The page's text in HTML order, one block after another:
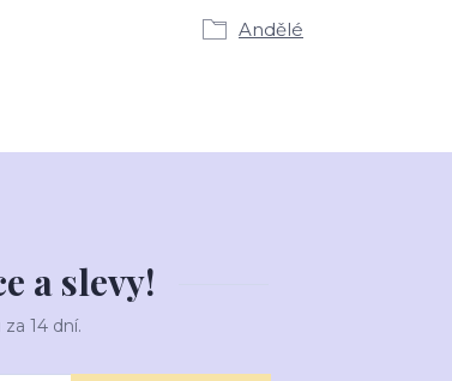
Andělé
a slevy!
14 dní.